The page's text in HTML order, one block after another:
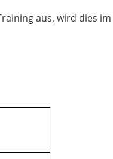
aus, wird dies im